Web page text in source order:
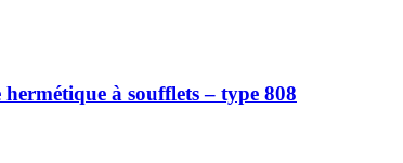
à soufflets – type 808